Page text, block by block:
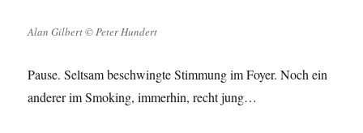
Alan Gilbert © Peter Hundert
Pause. Seltsam beschwingte Stimmung im Foyer. Noch ein
anderer im Smoking, immerhin, recht jung…